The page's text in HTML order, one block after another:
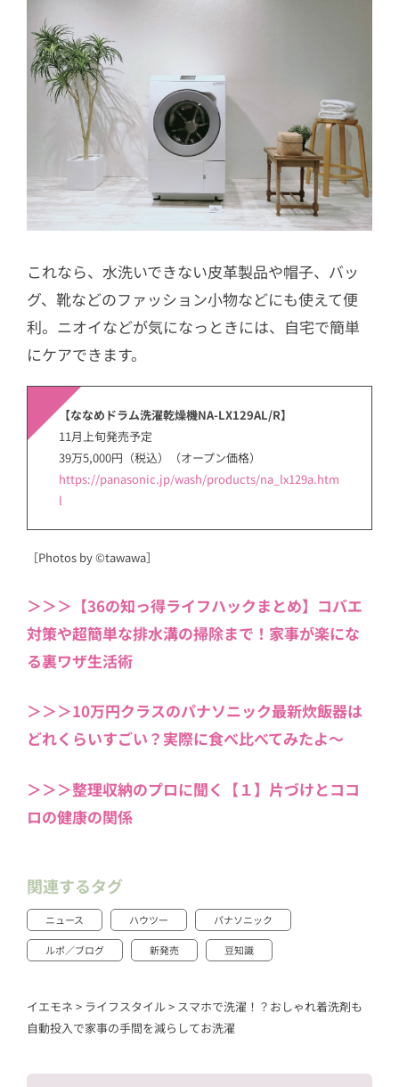
これなら、水洗いできない皮革製品や帽子、バッ
グ、靴などのファッション小物などにも使えて便
利。ニオイなどが気になっときには、自宅で簡単
にケアできます。
【ななめドラム洗濯乾燥機NA-LX129AL/R】
11月上旬発売予定
39万5,000円（税込）（オープン価格）
https://panasonic.jp/wash/products/na_lx129a.htm
l
［Photos by ©tawawa］
＞＞＞【36の知っ得ライフハックまとめ】コバエ
対策や超簡単な排水溝の掃除まで！家事が楽にな
る裏ワザ生活術
＞＞＞10万円クラスのパナソニック最新炊飯器は
どれくらいすごい？実際に食べ比べてみたよ〜
＞＞＞整理収納のプロに聞く【１】片づけとココ
ロの健康の関係
関連するタグ
ニュース ハウツー パナソニック
ルポ／ブログ 新発売 豆知識
イエモネ > ライフスタイル> スマホで洗濯！？おしゃれ着洗剤も
自動投入で家事の手間を減らしてお洗濯